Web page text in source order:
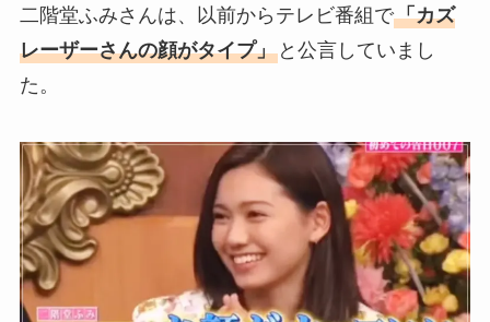
二階堂ふみさんは、以前からテレビ番組で「カズ
レーザーさんの顔がタイプ」と公言していまし
た。